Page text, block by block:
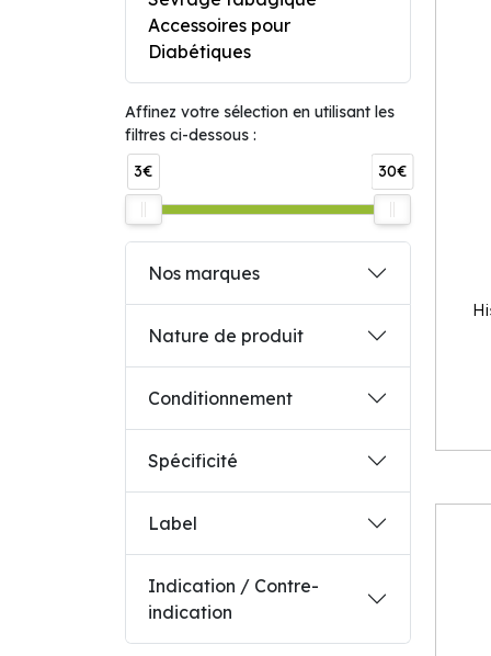
Accessoires pour
Diabétiques
Affinez votre sélection en utilisant les
filtres ci-dessous :
3€
30€
Nos marques
Nature de produit
Conditionnement
Spécificité
Label
Indication / Contre-
indication